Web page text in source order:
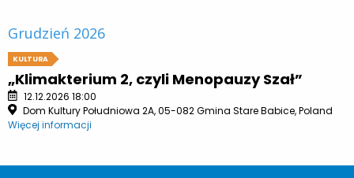
Grudzień 2026
KULTURA
„Klimakterium 2, czyli Menopauzy Szał”
12.12.2026 18:00
Dom Kultury Południowa 2A, 05-082 Gmina Stare Babice, Poland
Więcej informacji